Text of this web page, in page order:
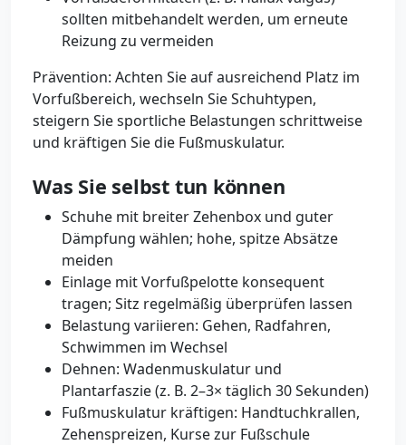
sollten mitbehandelt werden, um erneute
Reizung zu vermeiden
Prävention: Achten Sie auf ausreichend Platz im
Vorfußbereich, wechseln Sie Schuhtypen,
steigern Sie sportliche Belastungen schrittweise
und kräftigen Sie die Fußmuskulatur.
Was Sie selbst tun können
Schuhe mit breiter Zehenbox und guter
Dämpfung wählen; hohe, spitze Absätze
meiden
Einlage mit Vorfußpelotte konsequent
tragen; Sitz regelmäßig überprüfen lassen
Belastung variieren: Gehen, Radfahren,
Schwimmen im Wechsel
Dehnen: Wadenmuskulatur und
Plantarfaszie (z. B. 2–3× täglich 30 Sekunden)
Fußmuskulatur kräftigen: Handtuchkrallen,
Zehenspreizen, Kurse zur Fußschule